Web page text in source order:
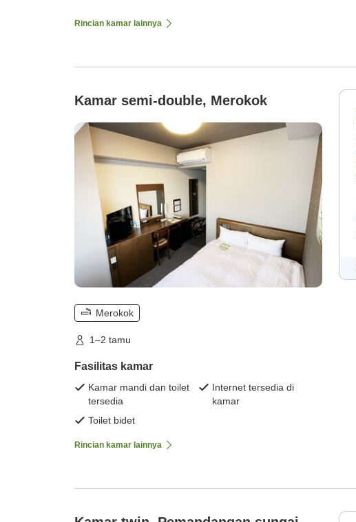
Rincian kamar lainnya
Kamar semi-double, Merokok
Merokok
1–2 tamu
Fasilitas kamar
Kamar mandi dan toilet
tersedia
Internet tersedia di
kamar
Toilet bidet
Rincian kamar lainnya